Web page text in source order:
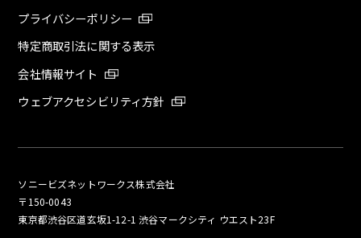
プライバシーポリシー
特定商取引法に関する表示
会社情報サイト
ウェブアクセシビリティ方針
ソニービズネットワークス株式会社
〒150-0043
東京都渋谷区道玄坂1-12-1 渋谷マークシティ ウエスト23F